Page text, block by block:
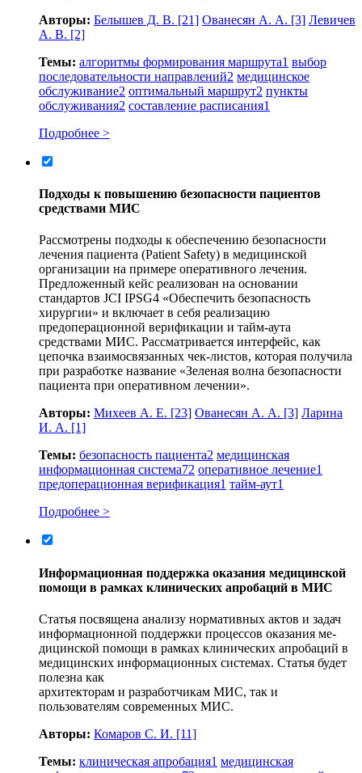
Авторы: Белышев Д. В. [21] Ованесян А. А. [3] Левичев
А. В. [2]
Темы: алгоритмы формирования маршрута1 выбор
последовательности направлений2 медицинское
обслуживание2 оптимальный маршрут2 пункты
обслуживания2 составление расписания1
Подробнее >
Подходы к повышению безопасности пациентов
средствами МИС
Рассмотрены подходы к обеспечению безопасности
лечения пациента (Patient Safety) в медицинской
организации на примере оперативного лечения.
Предложенный кейс реализован на основании
стандартов JCI IPSG4 «Обеспечить безопасность
хирургии» и включает в себя реализацию
предоперационной верификации и тайм-аута
средствами МИС. Рассматривается интерфейс, как
цепочка взаимосвязанных чек-листов, которая получила
при разработке название «Зеленая волна безопасности
пациента при оперативном лечении».
Авторы: Михеев А. Е. [23] Ованесян А. А. [3] Ларина
И. А. [1]
Темы: безопасность пациента2 медицинская
информационная система72 оперативное лечение1
предоперационная верификация1 тайм-аут1
Подробнее >
Информационная поддержка оказания медицинской
помощи в рамках клинических апробаций в МИС
Статья посвящена анализу нормативных актов и задач
информационной поддержки процессов оказания ме-
дицинской помощи в рамках клинических апробаций в
медицинских информационных системах. Статья будет
полезна как
архитекторам и разработчикам МИС, так и
пользователям современных МИС.
Авторы: Комаров С. И. [11]
Темы: клиническая апробация1 медицинская